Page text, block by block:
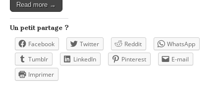
Read more →
Un petit partage ?
Facebook Twitter Reddit
WhatsApp
Tumblr
LinkedIn Pinterest
E-mail
Imprimer